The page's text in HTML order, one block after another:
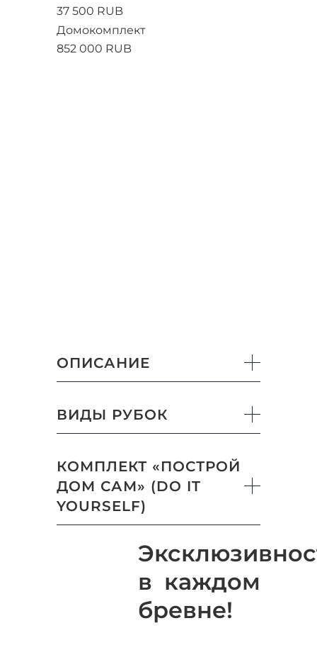
37 500 RUB
Домокомплект
852 000 RUB
ОПИСАНИЕ
ВИДЫ РУБОК
КОМПЛЕКТ «ПОСТРОЙ
ДОМ САМ» (DO IT
YOURSELF)
в каждом
бревне!